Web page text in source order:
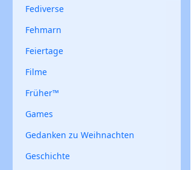
Fediverse
Fehmarn
Feiertage
Filme
Früher™
Games
Gedanken zu Weihnachten
Geschichte